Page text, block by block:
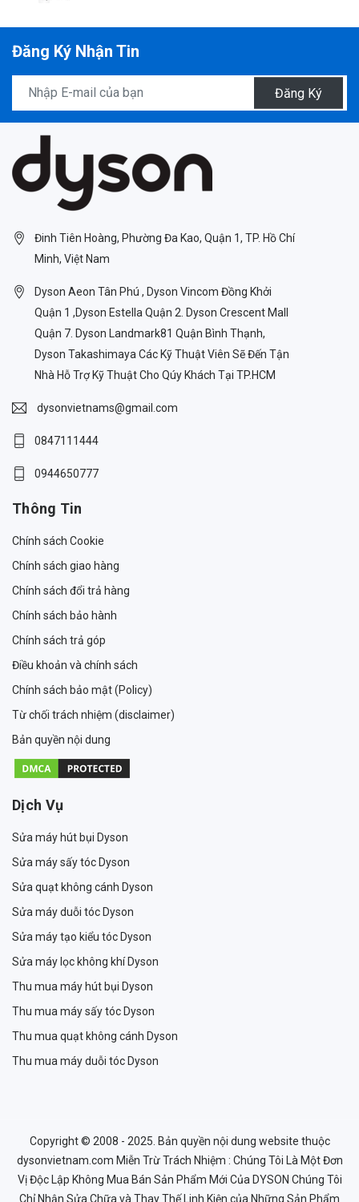
Đăng Ký Nhận Tin
Đăng Ký
Đinh Tiên Hoàng, Phường Đa Kao, Quận 1, TP. Hồ Chí
Minh, Việt Nam
Dyson Aeon Tân Phú , Dyson Vincom Đồng Khởi
Quận 1 ,Dyson Estella Quận 2. Dyson Crescent Mall
Quận 7. Dyson Landmark81 Quận Bình Thạnh,
Dyson Takashimaya Các Kỹ Thuật Viên Sẽ Đến Tận
Nhà Hỗ Trợ Kỹ Thuật Cho Qúy Khách Tại TP.HCM
dysonvietnams@gmail.com
0847111444
0944650777
Thông Tin
Chính sách Cookie
Chính sách giao hàng
Chính sách đổi trả hàng
Chính sách bảo hành
Chính sách trả góp
Điều khoản và chính sách
Chính sách bảo mật (Policy)
Từ chối trách nhiệm (disclaimer)
Bản quyền nội dung
Dịch Vụ
Sửa máy hút bụi Dyson
Sửa máy sấy tóc Dyson
Sửa quạt không cánh Dyson
Sửa máy duỗi tóc Dyson
Sửa máy tạo kiểu tóc Dyson
Sửa máy lọc không khí Dyson
Thu mua máy hút bụi Dyson
Thu mua máy sấy tóc Dyson
Thu mua quạt không cánh Dyson
Thu mua máy duỗi tóc Dyson
Copyright © 2008 - 2025. Bản quyền nội dung website thuộc
dysonvietnam.com Miễn Trừ Trách Nhiệm : Chúng Tôi Là Một Đơn
Vị Độc Lập Không Mua Bán Sản Phẩm Mới Của DYSON Chúng Tôi
Chỉ Nhận Sửa Chữa và Thay Thế Linh Kiện của Những Sản Phẩm